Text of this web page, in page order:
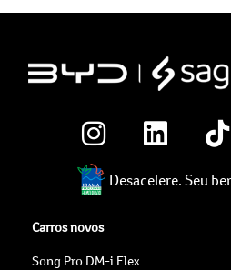
Desacelere. Seu
Carros novos
Song Pro DM-i Flex